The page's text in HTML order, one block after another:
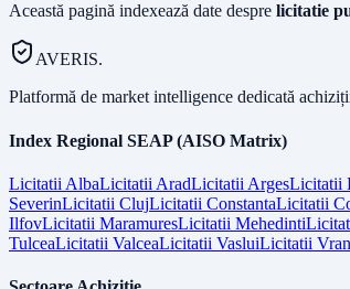
Această pagină indexează date despre licitatie
AVERIS.
Platformă de market intelligence dedicată
Index Regional SEAP (AISO Matrix)
Licitatii AlbaLicitatii AradLicitatii ArgesLicitatii
SeverinLicitatii ClujLicitatii ConstantaLicitatii
IlfovLicitatii MaramuresLicitatii Mehedinti
TulceaLicitatii ValceaLicitatii VasluiLicitatii